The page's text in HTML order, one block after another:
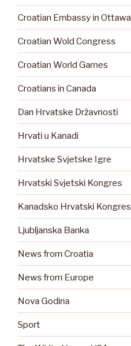
Croatian Embassy in Ottawa
Croatian Wold Congress
Croatian World Games
Croatians in Canada
Dan Hrvatske Državnosti
Hrvati u Kanadi
Hrvatske Svjetske Igre
Hrvatski Svjetski Kongres
Kanadsko Hrvatski Kongres
Ljubljanska Banka
News from Croatia
News from Europe
Nova Godina
Sport